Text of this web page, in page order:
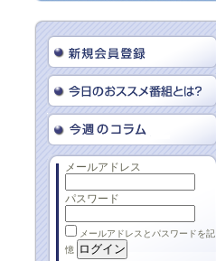
メールアドレス
パスワード
メールアドレスとパスワードを記
憶